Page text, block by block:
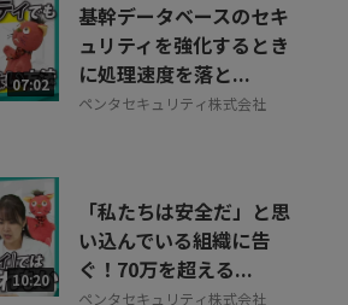
07:02
基幹データベースのセキ
ュリティを強化するとき
に処理速度を落と...
ペンタセキュリティ株式会社
10:20
「私たちは安全だ」と思
い込んでいる組織に告
ぐ！70万を超える...
ペンタセキュリティ株式会社